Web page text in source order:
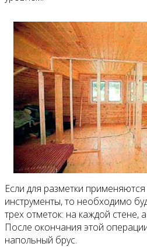
Если для разметки
инструменты, то необходимо
трех отметок: на каждой стене,
После окончания этой
напольный брус.